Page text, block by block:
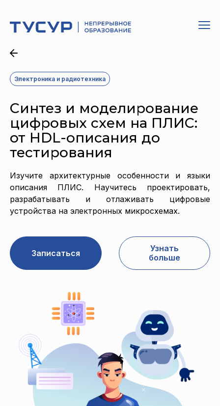
Электроника и радиотехника
Синтез и моделирование
цифровых схем на ПЛИС:
от HDL-описания до
тестирования
Изучите архитектурные особенности и языки
описания ПЛИС. Научитесь проектировать,
разрабатывать и отлаживать цифровые
устройства на электронных микросхемах.
Записаться
Узнать
больше